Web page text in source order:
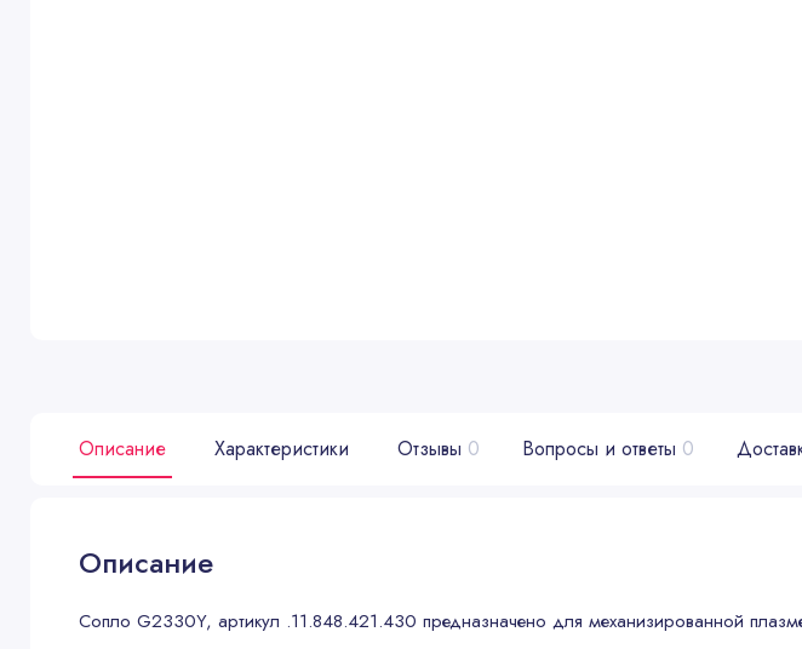
Описание Характеристики Отзывы 0 Вопросы и ответы 0
Описание
Сопло G2330Y, артикул .11.848.421.430 предназначено для механизированной